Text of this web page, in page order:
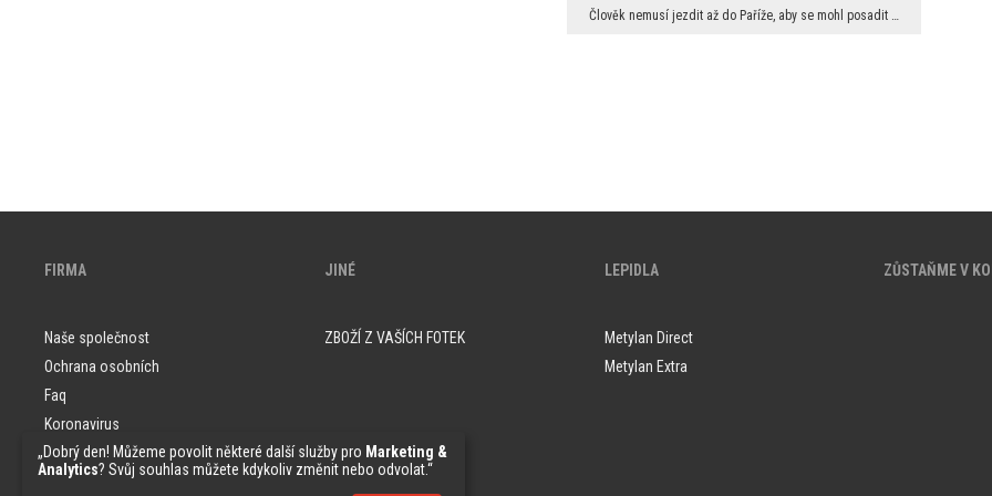
Člověk nemusí jezdit až do Paříže, aby se mohl posadit pod nejslavnější věží na světě. Místo scen...
FIRMA
Naše společnost
Ochrana osobních
Faq
Koronavirus
Vzorky tapet
JINÉ
ZBOŽÍ Z VAŠÍCH FOTEK
LEPIDLA
Metylan Direct
Metylan Extra
ZŮSTAŇME V
„Dobrý den! Můžeme povolit některé další služby pro Marketing &
Analytics? Svůj souhlas můžete kdykoliv změnit nebo odvolat.“